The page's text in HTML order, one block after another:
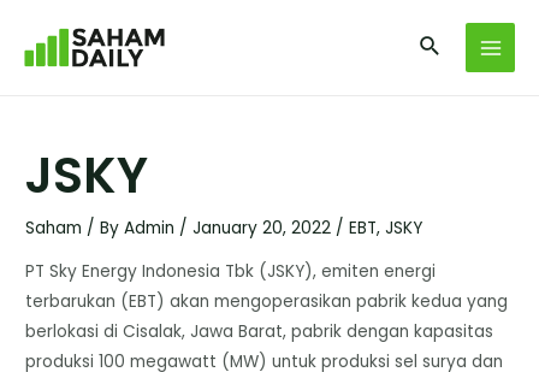
JSKY
Saham / ByAdmin /January 20, 2022 /EBT,JSKY
PT Sky Energy Indonesia Tbk (JSKY), emiten energi
terbarukan (EBT) akan mengoperasikan pabrik kedua yang
berlokasi di Cisalak, Jawa Barat, pabrik dengan kapasitas
produksi 100 megawatt (MW) untuk produksi sel surya dan